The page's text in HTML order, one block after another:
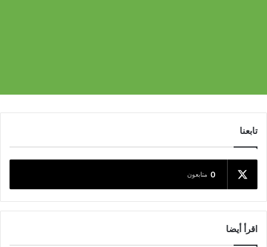
تابعنا
0 متابعون
اقرأ أيضا